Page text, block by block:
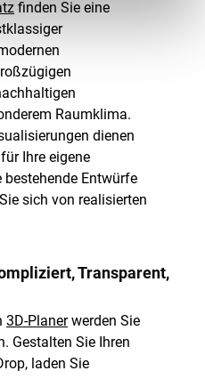
finden Sie eine
Raumklima.
dienen
Ihre eigene
Entwürfe
sich von realisierten
Transparent,
3D-Planerwerden Sie
Gestalten Sie Ihren
laden Sie